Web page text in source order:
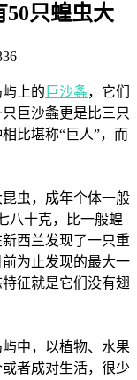
50只蝗虫大
上的 巨沙螽，它们
巨沙螽更是比三只
比堪称“巨人”，而
虫，成年个体一般
八十克，比一般蝗
西兰发现了一只重
为止发现的最大一
征就是它们没有翅
中，以植物、水果
者成对生活，很少